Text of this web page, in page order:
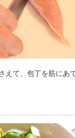
えて、包丁を筋にあ